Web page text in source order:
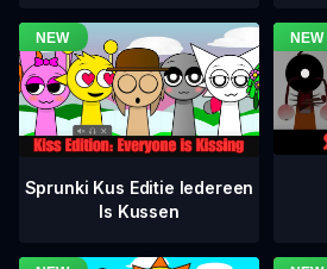
Sprunki Kus Editie Iedereen
Is Kussen